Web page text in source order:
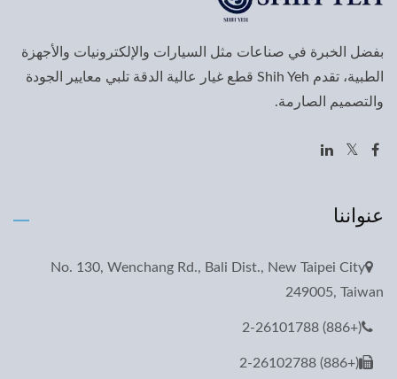
بفضل الخبرة في صناعات مثل السيارات والإلكترونيات والأجهزة
الطبية، تقدم Shih Yeh قطع غيار عالية الدقة تلبي معايير الجودة
والتصميم الصارمة.
عنواننا
No. 130, Wenchang Rd., Bali Dist., New Taipei City
249005, Taiwan
(+886) 2-26101788
(+886) 2-26102788